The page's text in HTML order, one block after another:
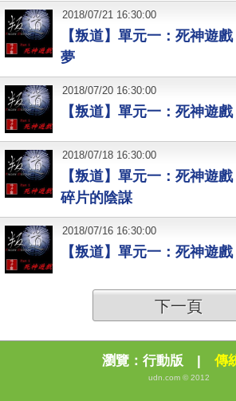
【叛道】單元一：死神遊
夢
2018/07/21 16:30:00
【叛道】單元一：死神遊
2018/07/20 16:30:00
【叛道】單元一：死神遊
碎片的陰謀
2018/07/18 16:30:00
【叛道】單元一：死神遊
2018/07/16 16:30:00
下一頁
瀏覽： 行動版 | 傳
udn.com © 2012